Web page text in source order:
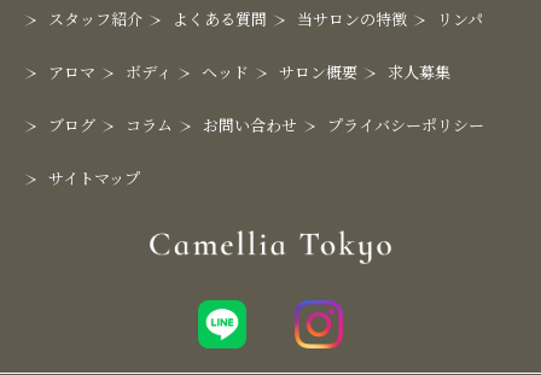
スタッフ紹介 よくある質問 当サロンの特徴 リンパ
アロマ ボディ ヘッド サロン概要 求人募集
ブログ コラム お問い合わせ プライバシーポリシー
サイトマップ